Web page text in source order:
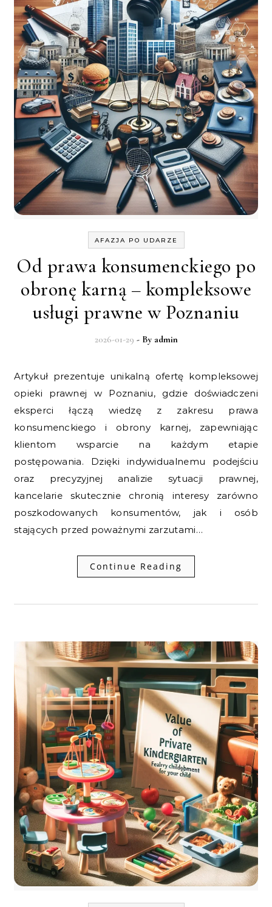
AFAZJA PO UDARZE
Od prawa konsumenckiego po
obronę karną – kompleksowe
usługi prawne w Poznaniu
2026-01-29 - By admin
Artykuł prezentuje unikalną ofertę kompleksowej
opieki prawnej w Poznaniu, gdzie doświadczeni
eksperci łączą wiedzę z zakresu prawa
konsumenckiego i obrony karnej, zapewniając
klientom wsparcie na każdym etapie
postępowania. Dzięki indywidualnemu podejściu
oraz precyzyjnej analizie sytuacji prawnej,
kancelarie skutecznie chronią interesy zarówno
poszkodowanych konsumentów, jak i osób
stających przed poważnymi zarzutami…
Continue Reading